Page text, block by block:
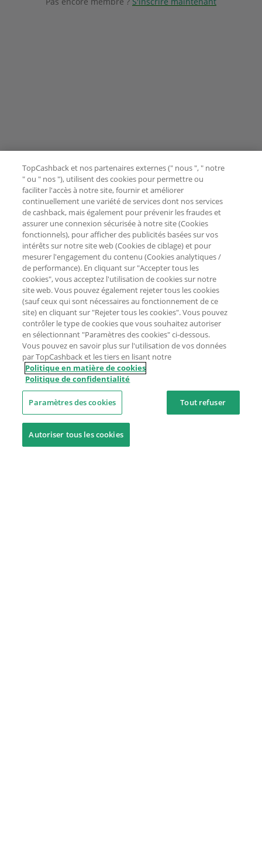
TopCashback et nos partenaires externes (" nous ", " notre
" ou " nos "), utilisent des cookies pour permettre ou
faciliter l'accès à notre site, fournir et améliorer
continuellement une variété de services dont nos services
de cashback, mais également pour prévenir les fraudes et
assurer une connexion sécurisée à notre site (Cookies
fonctionnels), pour afficher des publicités basées sur vos
intérêts sur notre site web (Cookies de ciblage) et pour
mesurer l'engagement du contenu (Cookies analytiques /
de performance). En cliquant sur "Accepter tous les
cookies", vous acceptez l'utilisation de cookies sur notre
site web. Vous pouvez également rejeter tous les cookies
(sauf ceux qui sont nécessaires au fonctionnement de ce
site) en cliquant sur "Rejeter tous les cookies". Vous pouvez
contrôler le type de cookies que vous souhaitez autoriser
en sélectionnant "Paramètres des cookies" ci-dessous.
Vous pouvez en savoir plus sur l'utilisation de vos données
par TopCashback et les tiers en lisant notre
Politique en matière de cookies
Politique de confidentialité
Paramètres des cookies Tout refuser
Autoriser tous les cookies